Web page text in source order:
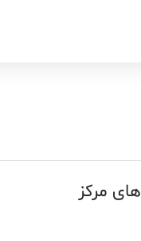
مرکز